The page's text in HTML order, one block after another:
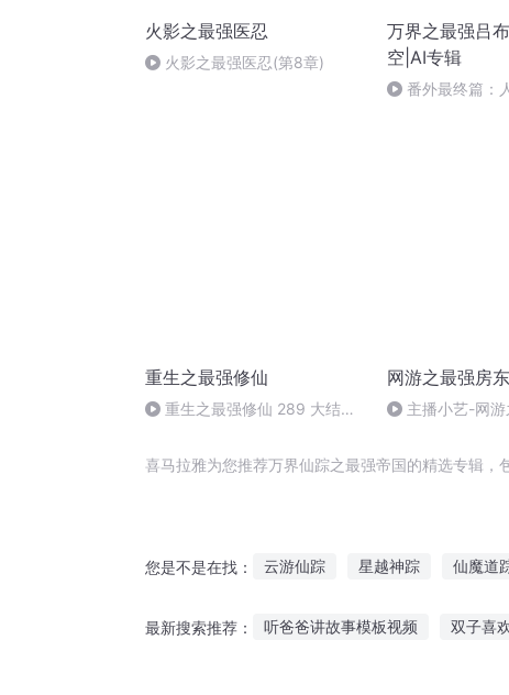
火影之最强医忍
火影之最强医忍(第8章)
万界之最强吕
空|AI专辑
番外最终篇：
重生之最强修仙
重生之最强修仙 289 大结局
网游之最强房东
主播小艺-网
喜马拉雅为您推荐万界仙踪之最强帝国的精选专辑，
您是不是在找： 云游仙踪 星越神踪 仙魔道
最新搜索推荐： 听爸爸讲故事模板视频 双子喜